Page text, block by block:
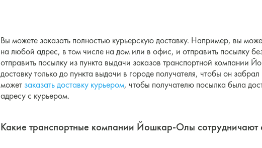
Вы можете заказать полностью курьерскую доставку. Например, вы
на любой адрес, в том числе на дом или в офис, и отправить посылку
отправить посылку из пункта выдачи заказов транспортной компании
доставку только до пункта выдачи в городе получателя, чтобы он
может заказать доставку курьером, чтобы получателю посылка была
адресу с курьером.
Какие транспортные компании Йошкар-Олы сотрудничают